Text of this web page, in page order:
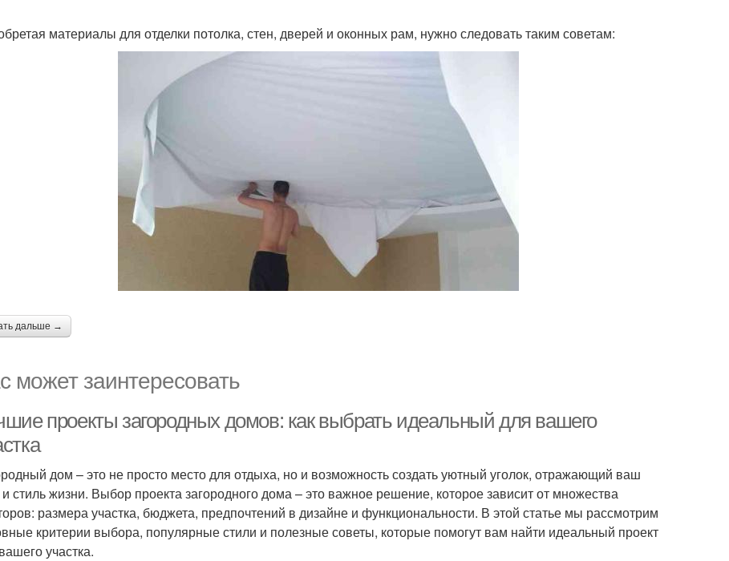
материалы для отделки потолка, стен, дверей и оконных рам, нужно следовать таким советам:
дальше →
может заинтересовать
проекты загородных домов: как выбрать идеальный для вашего
дом – это не просто место для отдыха, но и возможность создать уютный уголок, отражающий ваш
и стиль жизни. Выбор проекта загородного дома – это важное решение, которое зависит от множества
размера участка, бюджета, предпочтений в дизайне и функциональности. В этой статье мы рассмотрим
критерии выбора, популярные стили и полезные советы, которые помогут вам найти идеальный проект
участка.